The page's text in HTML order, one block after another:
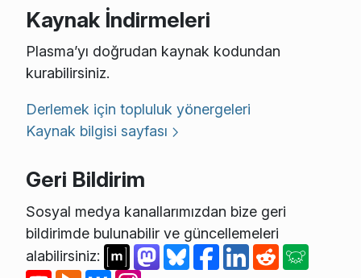
Kaynak İndirmeleri
Plasma’yı doğrudan kaynak kodundan
kurabilirsiniz.
Derlemek için topluluk yönergeleri
Kaynak bilgisi sayfası
Geri Bildirim
Sosyal medya kanallarımızdan bize geri
bildirimde bulunabilir ve güncellemeleri
alabilirsiniz: